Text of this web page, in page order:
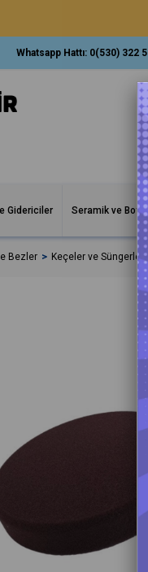
Whatsapp Hattı: 0(530) 322
Gidericiler Seramik ve
Bezler Keçeler ve Süngerler